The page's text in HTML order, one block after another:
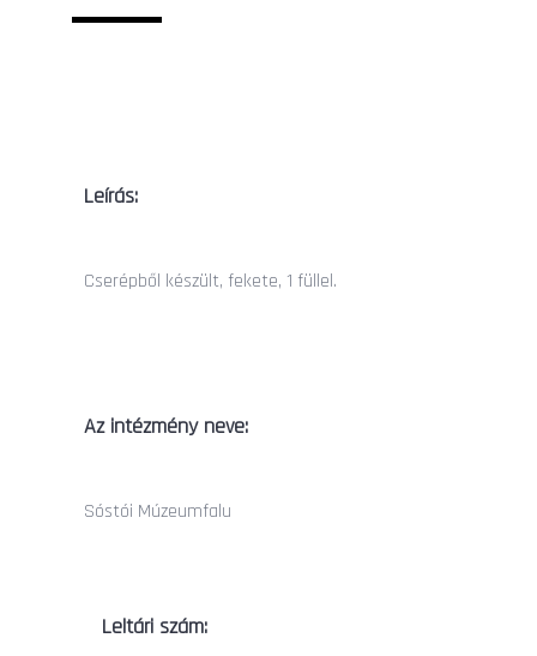
Leírás:
Cserépből készült, fekete, 1 füllel.
Az intézmény neve:
Sóstói Múzeumfalu
Leltári szám: